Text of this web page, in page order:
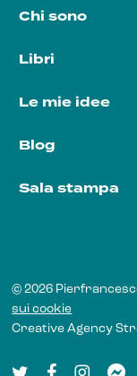
Chi sono
Libri
Le mie idee
Blog
Sala stampa
© 2026
sui cookie
Creative Agency
twitterfacebookinstagram